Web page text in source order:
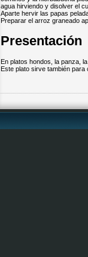
agua hirviendo y disolver el
Aparte hervir las papas
Preparar el arroz graneado
Presentación
En platos hondos, la panza,
Este plato sirve también para